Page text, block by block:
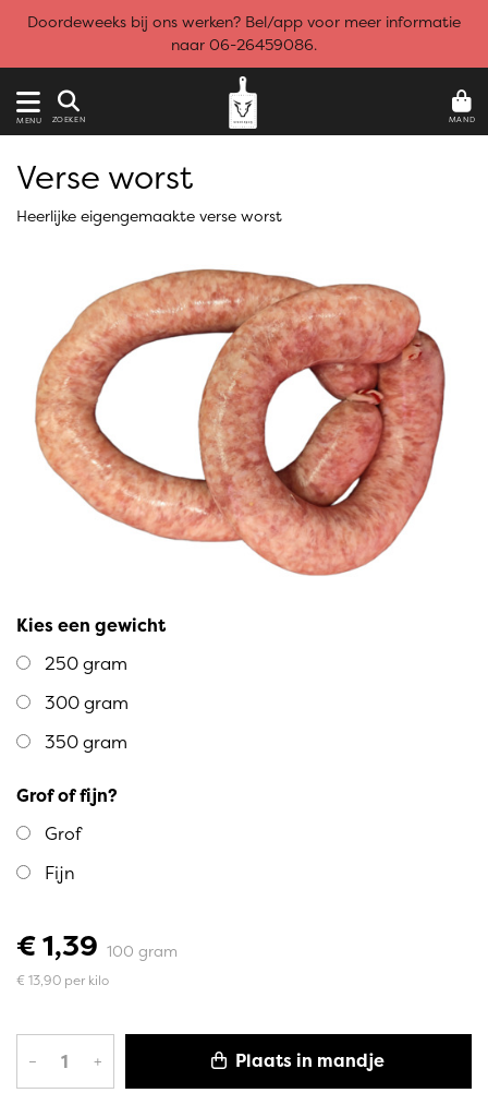
Doordeweeks bij ons werken? Bel/app voor meer informatie
naar 06-26459086.
MENU ZOEKEN MAND
Verse worst
Heerlijke eigengemaakte verse worst
Kies een gewicht
250 gram
300 gram
350 gram
Grof of fijn?
Grof
Fijn
€ 1,39 100 gram
€ 13,90 per kilo
– + Plaats in mandje